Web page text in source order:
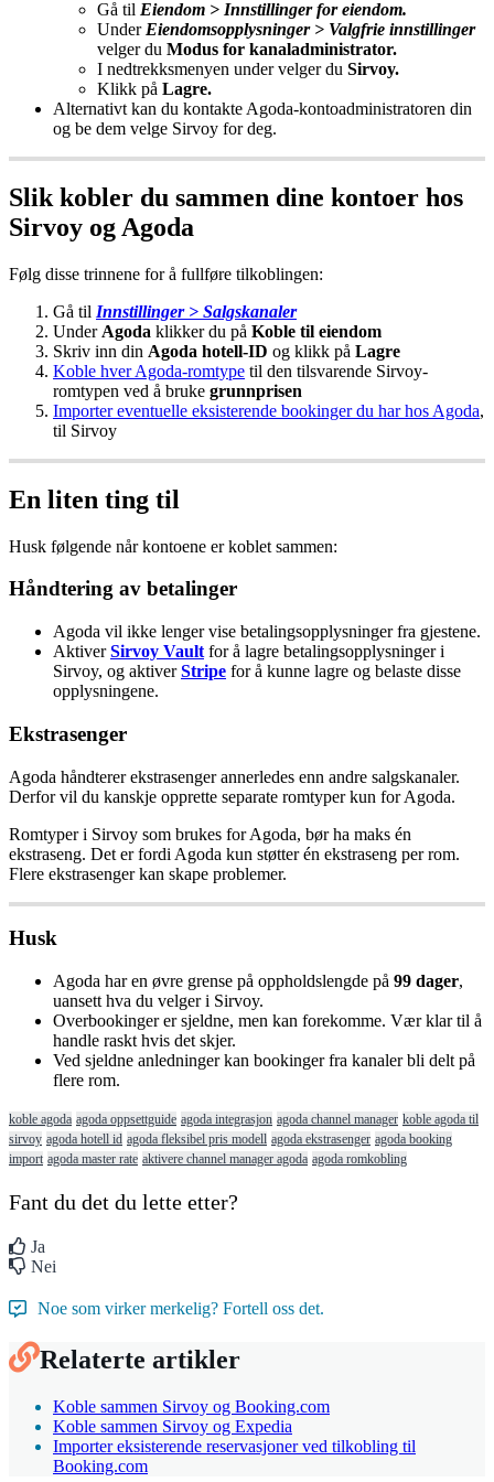
Gå til Eiendom > Innstillinger for eiendom.
Under Eiendomsopplysninger > Valgfrie innstillinger
velger du Modus for kanaladministrator.
I nedtrekksmenyen under velger du Sirvoy.
Klikk på Lagre.
Alternativt kan du kontakte Agoda-kontoadministratoren din
og be dem velge Sirvoy for deg.
Slik kobler du sammen dine kontoer hos
Sirvoy og Agoda
Følg disse trinnene for å fullføre tilkoblingen:
Gå til Innstillinger > Salgskanaler
Under Agoda klikker du på Koble til eiendom
Skriv inn din Agoda hotell-ID og klikk på Lagre
Koble hver Agoda-romtype til den tilsvarende Sirvoy-
romtypen ved å bruke grunnprisen
Importer eventuelle eksisterende bookinger du har hos Agoda,
til Sirvoy
En liten ting til
Husk følgende når kontoene er koblet sammen:
Håndtering av betalinger
Agoda vil ikke lenger vise betalingsopplysninger fra gjestene.
Aktiver Sirvoy Vault for å lagre betalingsopplysninger i
Sirvoy, og aktiver Stripe for å kunne lagre og belaste disse
opplysningene.
Ekstrasenger
Agoda håndterer ekstrasenger annerledes enn andre salgskanaler.
Derfor vil du kanskje opprette separate romtyper kun for Agoda.
Romtyper i Sirvoy som brukes for Agoda, bør ha maks én
ekstraseng. Det er fordi Agoda kun støtter én ekstraseng per rom.
Flere ekstrasenger kan skape problemer.
Husk
Agoda har en øvre grense på oppholdslengde på 99 dager,
uansett hva du velger i Sirvoy.
Overbookinger er sjeldne, men kan forekomme. Vær klar til å
handle raskt hvis det skjer.
Ved sjeldne anledninger kan bookinger fra kanaler bli delt på
flere rom.
koble agoda agoda oppsettguide agoda integrasjon agoda channel manager koble agoda til
sirvoy agoda hotell id agoda fleksibel pris modell agoda ekstrasenger agoda booking
import agoda master rate aktivere channel manager agoda agoda romkobling
Fant du det du lette etter?
Ja
Nei
Noe som virker merkelig? Fortell oss det.
Relaterte artikler
Koble sammen Sirvoy og Booking.com
Koble sammen Sirvoy og Expedia
Importer eksisterende reservasjoner ved tilkobling til
Booking.com